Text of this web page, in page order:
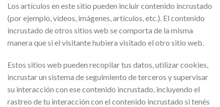
Los artículos en este sitio pueden incluir contenido incrustado
(por ejemplo, videos, imágenes, artículos, etc.). El contenido
incrustado de otros sitios web se comporta de la misma
manera que si el visitante hubiera visitado el otro sitio web.
Estos sitios web pueden recopilar tus datos, utilizar cookies,
incrustar un sistema de seguimiento de terceros y supervisar
su interacción con ese contenido incrustado, incluyendo el
rastreo de tu interacción con el contenido incrustado si tenés